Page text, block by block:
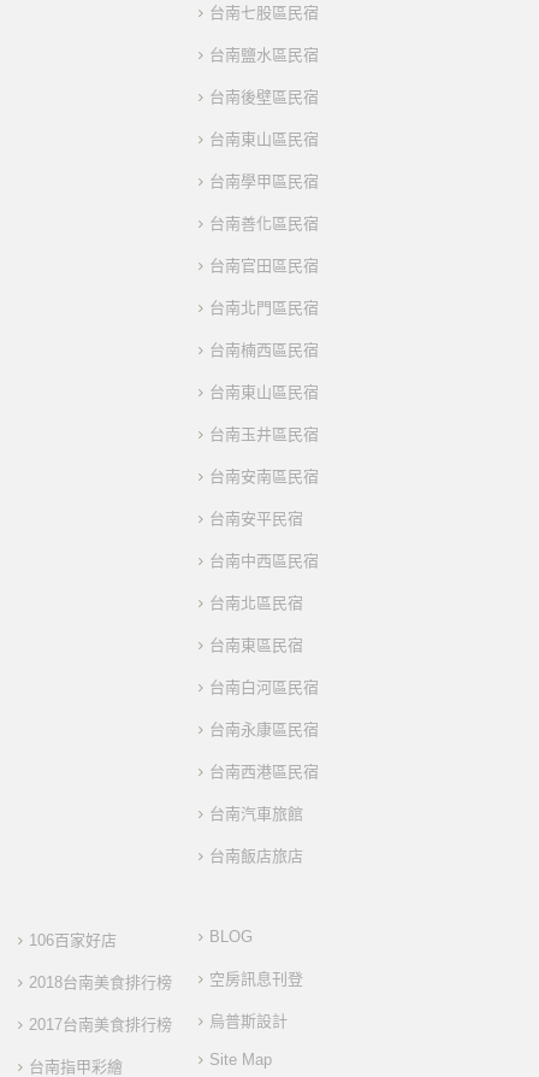
台南七股區民宿
台南鹽水區民宿
台南後壁區民宿
台南東山區民宿
台南學甲區民宿
台南善化區民宿
台南官田區民宿
台南北門區民宿
台南楠西區民宿
台南東山區民宿
台南玉井區民宿
台南安南區民宿
台南安平民宿
台南中西區民宿
台南北區民宿
台南東區民宿
台南白河區民宿
台南永康區民宿
台南西港區民宿
台南汽車旅館
台南飯店旅店
106百家好店
2018台南美食排行榜
2017台南美食排行榜
台南指甲彩繪
BLOG
空房訊息刊登
烏普斯設計
Site Map